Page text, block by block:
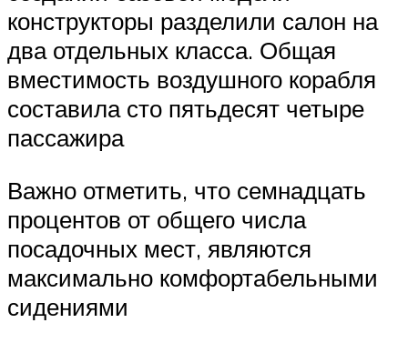
конструкторы разделили салон на
два отдельных класса. Общая
вместимость воздушного корабля
составила сто пятьдесят четыре
пассажира
Важно отметить, что семнадцать
процентов от общего числа
посадочных мест, являются
максимально комфортабельными
сидениями